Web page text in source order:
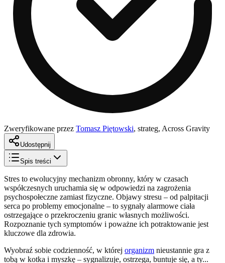
Zweryfikowane przez Tomasz Piętowski, strateg, Across Gravity
Udostępnij
Spis treści
Stres to ewolucyjny mechanizm obronny, który w czasach
współczesnych uruchamia się w odpowiedzi na zagrożenia
psychospołeczne zamiast fizyczne. Objawy stresu – od palpitacji
serca po problemy emocjonalne – to sygnały alarmowe ciała
ostrzegające o przekroczeniu granic własnych możliwości.
Rozpoznanie tych symptomów i poważne ich potraktowanie jest
kluczowe dla zdrowia.
Wyobraź sobie codzienność, w której organizm nieustannie gra z
tobą w kotka i myszkę – sygnalizuje, ostrzega, buntuje się, a ty...